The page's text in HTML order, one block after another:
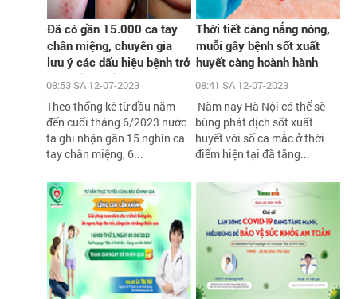
Đã có gần 15.000 ca tay
chân miệng, chuyên gia
lưu ý các dấu hiệu bệnh trở
nặng cần biết
08:53 SA 12-07-2023
Theo thống kê từ đầu năm
đến cuối tháng 6/2023 nước
ta ghi nhận gần 15 nghìn ca
tay chân miệng, 6...
Thời tiết càng nắng nóng,
muỗi gây bệnh sốt xuất
huyết càng hoành hành
08:41 SA 12-07-2023
Năm nay Hà Nội có thể sẽ
bùng phát dịch sốt xuất
huyết với số ca mắc ở thời
điểm hiện tại đã tăng...